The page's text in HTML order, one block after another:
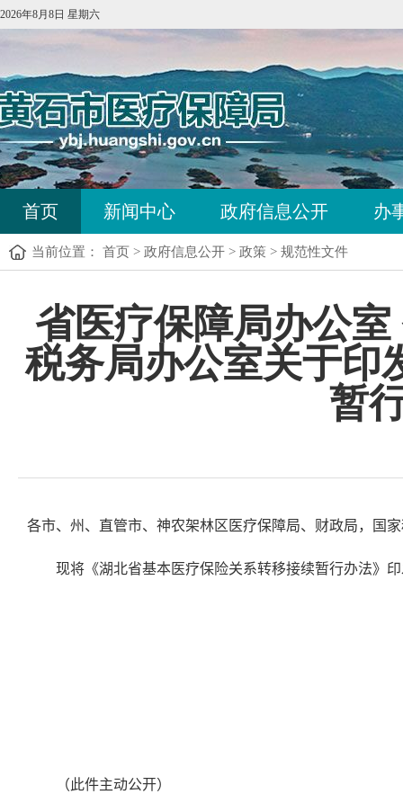
2026年8月8日 星期六
首页 新闻中心 政府信息公开 办
当前位置： 首页 > 政府信息公开 > 政策 > 规范性文件
省医疗保障局办公
税务局办公室关于印
暂
各市、州、直管市、神农架林区医疗保障局、财政局，国
现将 《湖北省基本医疗保险关系转移接续暂行办法》
（此件主动公开）